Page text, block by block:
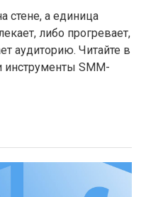
стене, а единица
либо прогревает,
аудиторию. Читайте в
инструменты SMM-